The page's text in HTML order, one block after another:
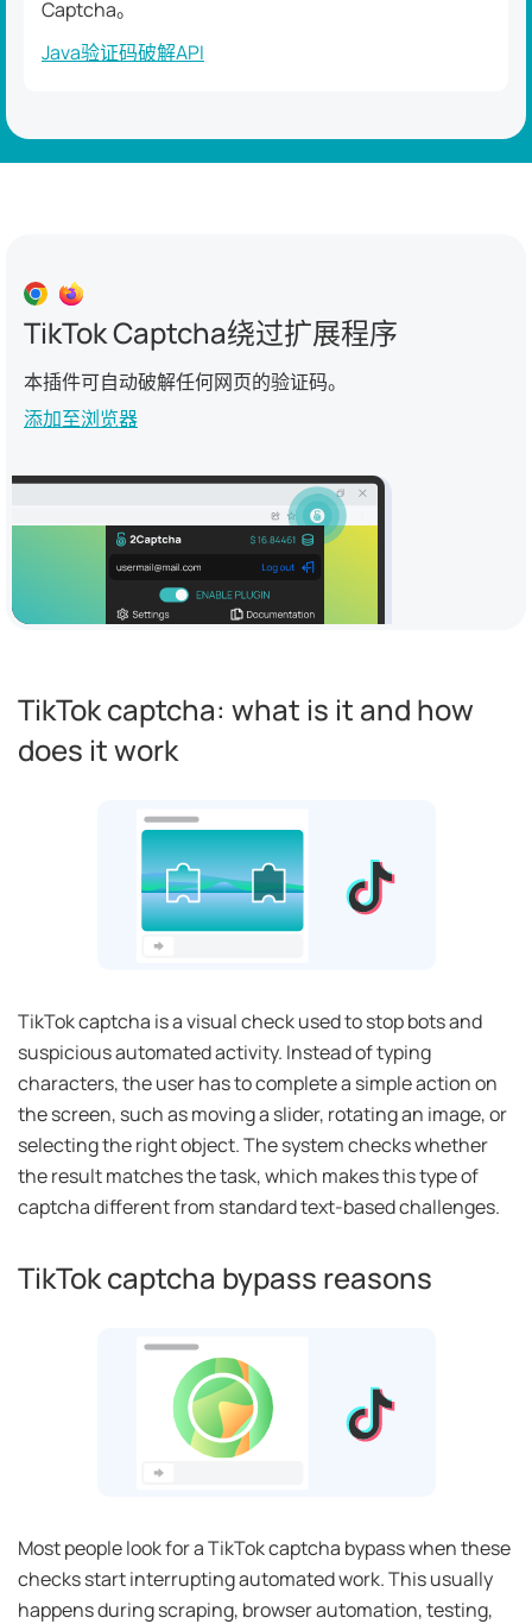
Captcha。
Java验证码破解API
TikTok Captcha绕过扩展程序
本插件可自动破解任何网页的验证码。
添加至浏览器
TikTok captcha: what is it and how
does it work
TikTok captcha is a visual check used to stop bots and
suspicious automated activity. Instead of typing
characters, the user has to complete a simple action on
the screen, such as moving a slider, rotating an image, or
selecting the right object. The system checks whether
the result matches the task, which makes this type of
captcha different from standard text-based challenges.
TikTok captcha bypass reasons
Most people look for a TikTok captcha bypass when these
checks start interrupting automated work. This usually
happens during scraping, browser automation, testing,